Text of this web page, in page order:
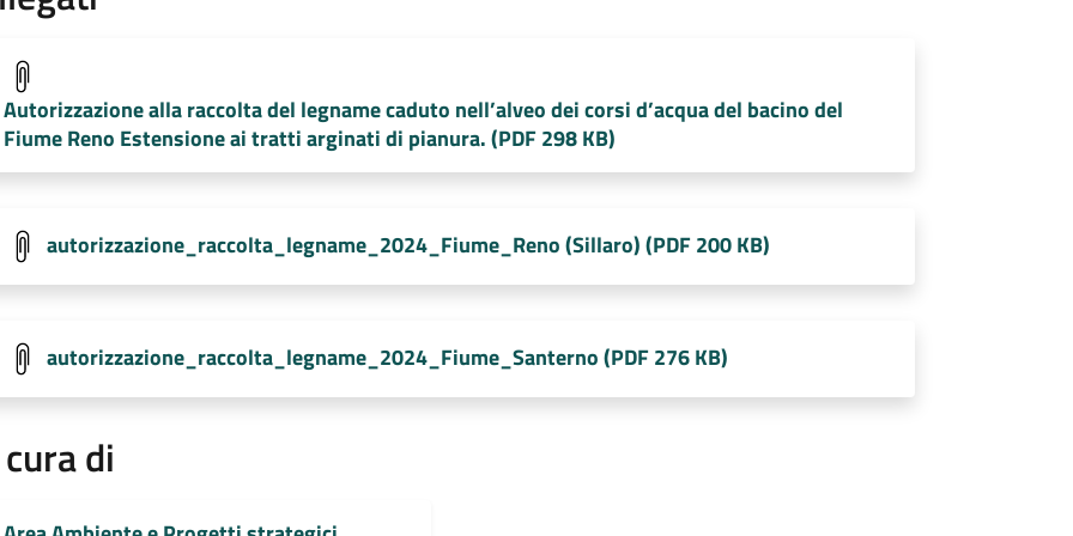
Autorizzazione alla raccolta del legname caduto nell’alveo dei corsi d’acqua del bacino del
Fiume Reno Estensione ai tratti arginati di pianura. (PDF 298 KB)
autorizzazione_raccolta_legname_2024_Fiume_Reno (Sillaro) (PDF 200 KB)
autorizzazione_raccolta_legname_2024_Fiume_Santerno (PDF 276 KB)
di